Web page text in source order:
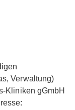
Verwaltung)
Kliniken gGmbH